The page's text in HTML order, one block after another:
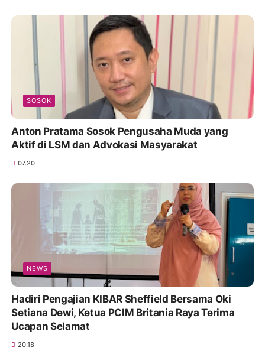
SOSOK
Anton Pratama Sosok Pengusaha Muda yang
Aktif di LSM dan Advokasi Masyarakat
07.20
NEWS
Hadiri Pengajian KIBAR Sheffield Bersama Oki
Setiana Dewi, Ketua PCIM Britania Raya Terima
Ucapan Selamat
20.18